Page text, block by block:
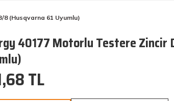
8 (Husqvarna 61 Uyumlu)
40177 Motorlu Testere Zincir
TL